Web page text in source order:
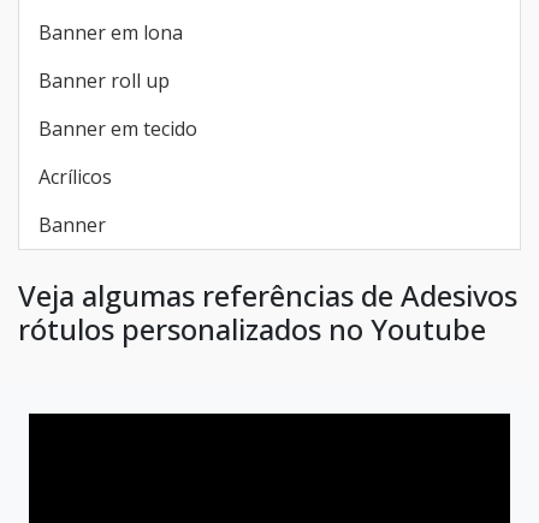
Banner em lona
Banner roll up
Banner em tecido
Acrílicos
Banner
Veja algumas referências de Adesivos
rótulos personalizados no Youtube